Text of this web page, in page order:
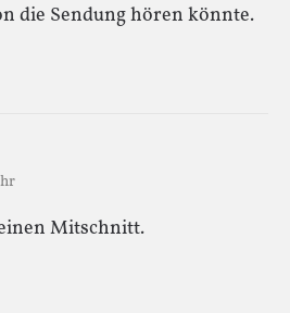
die Sendung hören könnte.
Mitschnitt.